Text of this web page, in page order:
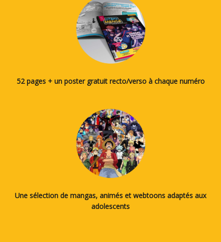
52 pages + un poster gratuit recto/verso à chaque numéro
Une sélection de mangas, animés et webtoons adaptés aux
adolescents